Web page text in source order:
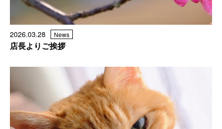
2026.03.28 News
店長よりご挨拶